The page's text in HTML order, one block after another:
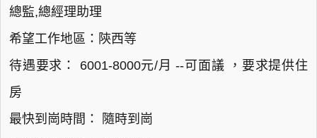
總監,總經理助理
希望工作地區：陝西等
待遇要求： 6001-8000元/月 --可面議 ，要求提供住
房
最快到崗時間： 隨時到崗